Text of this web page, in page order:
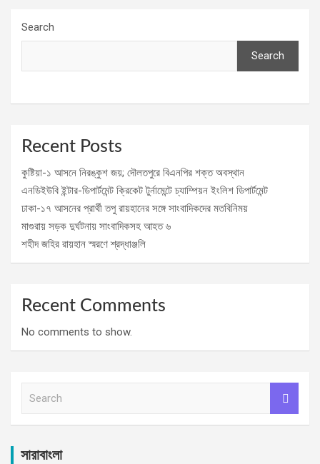
Search
Search
Recent Posts
কুষ্টিয়া-১ আসনে নিরঙ্কুশ জয়; দৌলতপুরে বিএনপির শক্ত অবস্থান
এনডিইউবি ইন্টার-ডিপার্টমেন্ট ক্রিকেট টুর্নামেন্টে চ্যাম্পিয়ন ইংলিশ ডিপার্টমেন্ট
ঢাকা-১৭ আসনের প্রার্থী তপু রায়হানের সঙ্গে সাংবাদিকদের মতবিনিময়
মাগুরায় সড়ক দুর্ঘটনায় সাংবাদিকসহ আহত ৬
শহীদ জহির রায়হান স্মরণে শ্রদ্ধাঞ্জলি
Recent Comments
No comments to show.
c
সারাবাংলা